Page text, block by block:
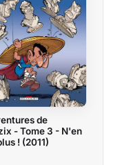
de
- Tome 3 - N'en
! (2011)